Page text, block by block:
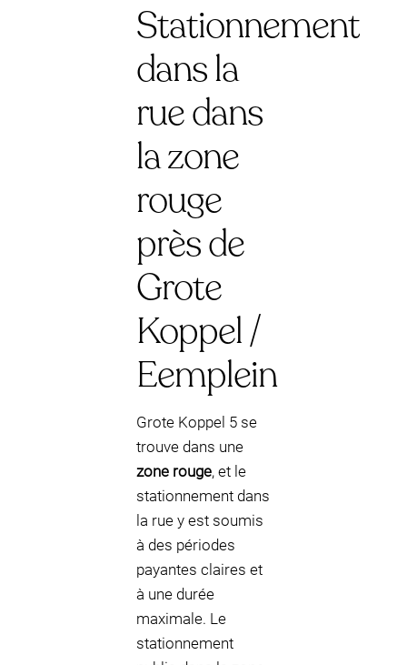
Stationnement
dans la
rue dans
la zone
rouge
près de
Grote
Koppel /
Eemplein
Grote Koppel 5 se
trouve dans une
zone rouge, et le
stationnement dans
la rue y est soumis
à des périodes
payantes claires et
à une durée
maximale. Le
stationnement